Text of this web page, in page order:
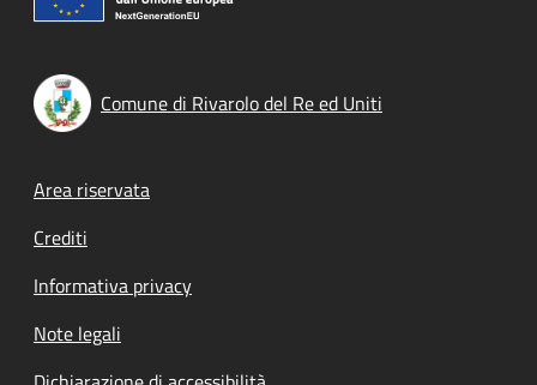
Comune di Rivarolo del Re ed Uniti
Footer menu
Area riservata
Crediti
Informativa privacy
Note legali